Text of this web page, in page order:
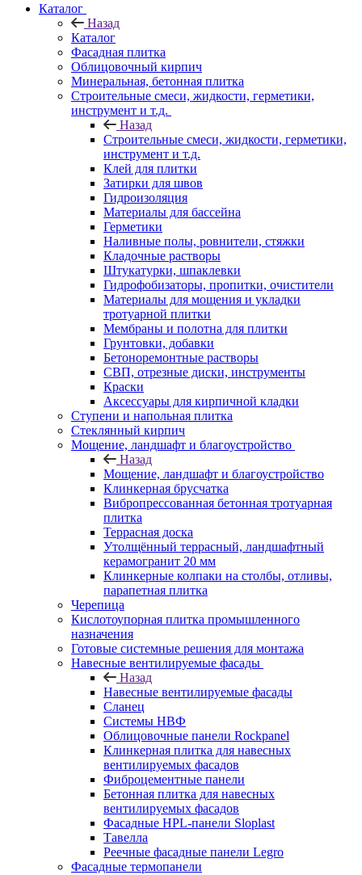
Каталог
Назад
Каталог
Фасадная плитка
Облицовочный кирпич
Минеральная, бетонная плитка
Строительные смеси, жидкости, герметики,
инструмент и т.д.
Назад
Строительные смеси, жидкости, герметики,
инструмент и т.д.
Клей для плитки
Затирки для швов
Гидроизоляция
Материалы для бассейна
Герметики
Наливные полы, ровнители, стяжки
Кладочные растворы
Штукатурки, шпаклевки
Гидрофобизаторы, пропитки, очистители
Материалы для мощения и укладки
тротуарной плитки
Мембраны и полотна для плитки
Грунтовки, добавки
Бетоноремонтные растворы
СВП, отрезные диски, инструменты
Краски
Аксессуары для кирпичной кладки
Ступени и напольная плитка
Cтеклянный кирпич
Мощение, ландшафт и благоустройство
Назад
Мощение, ландшафт и благоустройство
Клинкерная брусчатка
Вибропрессованная бетонная тротуарная
плитка
Террасная доска
Утолщённый террасный, ландшафтный
керамогранит 20 мм
Клинкерные колпаки на столбы, отливы,
парапетная плитка
Черепица
Кислотоупорная плитка промышленного
назначения
Готовые системные решения для монтажа
Навесные вентилируемые фасады
Назад
Навесные вентилируемые фасады
Сланец
Системы НВФ
Облицовочные панели Rockpanel
Клинкерная плитка для навесных
вентилируемых фасадов
Фиброцементные панели
Бетонная плитка для навесных
вентилируемых фасадов
Фасадные HPL-панели Sloplast
Тавелла
Реечные фасадные панели Legro
Фасадные термопанели